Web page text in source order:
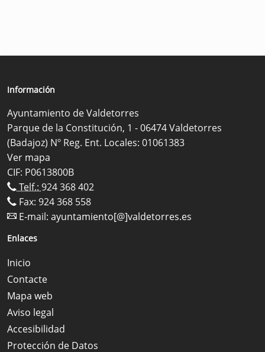
Información
Ayuntamiento de Valdetorres
Parque de la Constitución, 1 - 06474 Valdetorres
(Badajoz) Nº Reg. Ent. Locales: 01061383
Ver mapa
CIF: P0613800B
Telf.: 924 368 402
Fax: 924 368 558
E-mail: ayuntamiento[@]valdetorres.es
Enlaces
Inicio
Contacte
Mapa web
Aviso legal
Accesibilidad
Protección de Datos